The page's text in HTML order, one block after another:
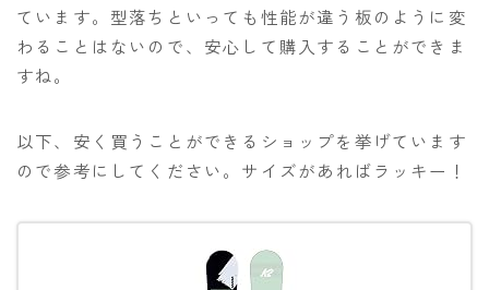
ています。型落ちといっても性能が違う板のように変
わることはないので、安心して購入することができま
すね。
以下、安く買うことができるショップを挙げています
ので参考にしてください。サイズがあればラッキー！